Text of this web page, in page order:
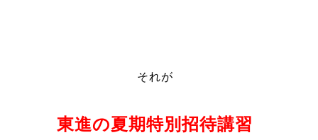
それが
東進の夏期特別招待講習